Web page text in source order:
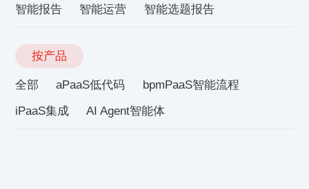
智能报告
智能运营 智能选题报告
按产品
全部 aPaaS低代码
bpmPaaS智能流程
iPaaS集成
AI Agent智能体